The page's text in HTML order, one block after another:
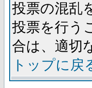
投票の混乱
投票を行う
合は、適切
トップに戻